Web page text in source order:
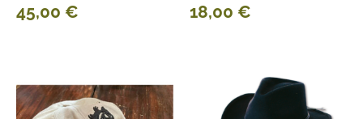
45,00 € 18,00 €